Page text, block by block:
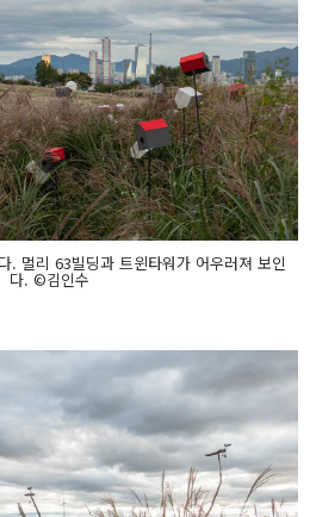
. 멀리 63빌딩과 트윈타워가 어우러져 보인
다. ©김인수